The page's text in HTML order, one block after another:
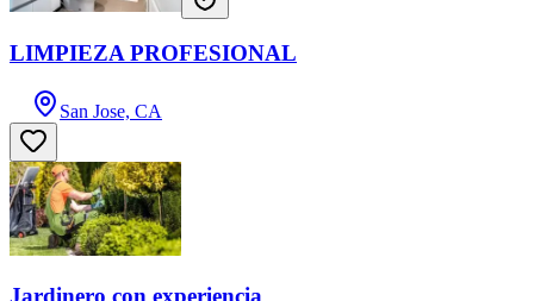
LIMPIEZA PROFESIONAL
San Jose, CA
Jardinero con experiencia